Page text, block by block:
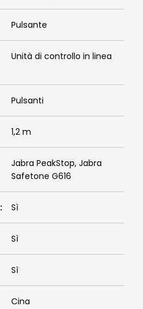
Pulsante
Unità di controllo in linea
Pulsanti
1,2 m
Jabra PeakStop, Jabra
Safetone G616
: Sì
Sì
Sì
Cina